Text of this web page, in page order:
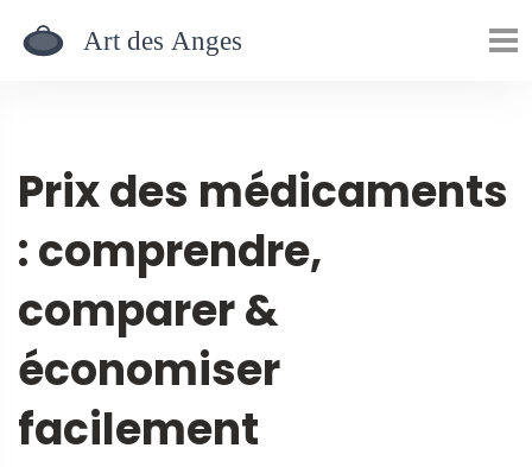
Prix des médicaments
: comprendre,
comparer &
économiser
facilement